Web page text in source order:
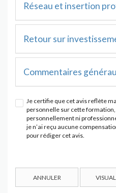
Réseau et insertion
Retour sur
Commentaires
Je certifie que cet avis reflète
personnelle sur cette formation,
personnellement ni
je n’ai reçu aucune
pour rédiger cet avis.
ANNULER